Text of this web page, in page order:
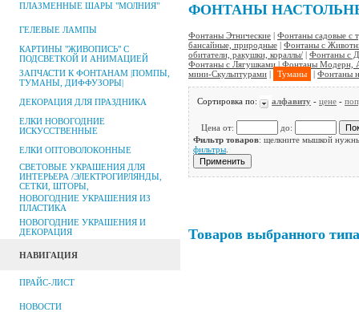
ПЛАЗМЕННЫЕ ШАРЫ "МОЛНИЯ"
ГЕЛЕВЫЕ ЛАМПЫ
КАРТИНЫ "ЖИВОПИСЬ" С
ПОДСВЕТКОЙ И АНИМАЦИЕЙ
ЗАПЧАСТИ К ФОНТАНАМ |ПОМПЫ,
ТУМАНЫ, ДИФФУЗОРЫ|
ДЕКОРАЦИЯ ДЛЯ ПРАЗДНИКА
ЕЛКИ НОВОГОДНИЕ
ИСКУССТВЕННЫЕ
ЕЛКИ ОПТОВОЛОКОННЫЕ
СВЕТОВЫЕ УКРАШЕНИЯ ДЛЯ
ИНТЕРЬЕРА /ЭЛЕКТРОГИРЛЯНДЫ,
СЕТКИ, ШТОРЫ,
НОВОГОДНИЕ УКРАШЕНИЯ ИЗ
ПЛАСТИКА
НОВОГОДНИЕ УКРАШЕНИЯ И
ДЕКОРАЦИЯ
НАВИГАЦИЯ
ПРАЙС-ЛИСТ
НОВОСТИ
ФОНТАНЫ
Фонтаны Этнические | Фонтаны садовые с
бансайные, природные | Фонтаны с
обитатели, ракушки, кораллы/ | Фонтаны с
Фонтаны с Лягушками | Фонтаны Модерн,
мини-Скульптурами | Туманы | Фонтаны
Сортировка по: алфавиту - цене -
Цена от:
до:
Фильтр товаров: щелкните мышкой
фильтры
Товаров выбранного